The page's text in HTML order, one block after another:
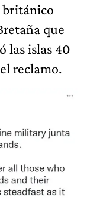
británico
que
las islas 40
reclamo.